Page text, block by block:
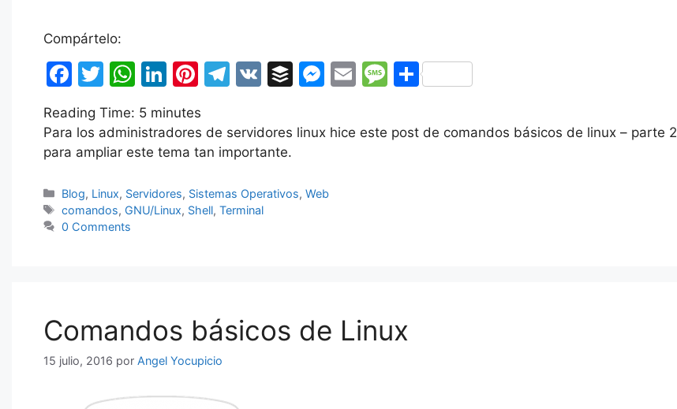
Compártelo:
F
c
e
o
o
T
itt
er
W
at
s
p
p
Li
k
e
n
Pi
er
e
T
e
gr
m
V
B
fe
M
s
n
E
ai
M
s
s
C
m
Reading Time: 5 minutes
Para los administradores de servidores linux hice este post de comandos básicos de linux – parte 2
para ampliar este tema tan importante.
Categorías
Blog, Linux, Servidores, Sistemas Operativos,Web
Etiquetas
comandos, GNU/Linux, Shell,Terminal
0 Comments
Comandos básicos de Linux
15 julio, 2016 por Angel Yocupicio